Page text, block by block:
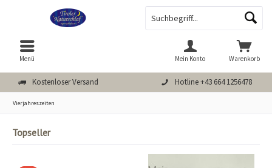
Kostenloser Versand Hotline +43 664 1256478
Menü Warenkorb
Mein Konto
Vierjahreszeiten
Topseller